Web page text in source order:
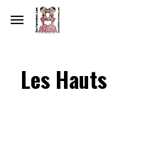
Skip to main content
Les Hauts